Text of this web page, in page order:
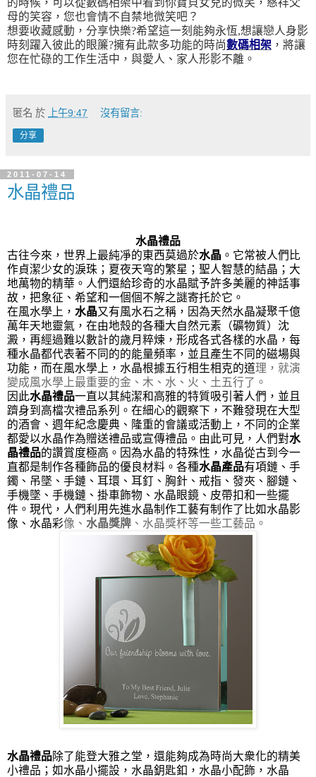
母的笑容，您也會情不自禁地微笑吧？
想要收藏感動，分享快樂?希望這一刻能夠永恆,想讓戀人身影
時刻躍入彼此的眼簾?擁有此款多功能的時尚數碼相架 ，將讓
您在忙碌的工作生活中，與愛人、家人形影不離。
匿名 於 上午9:47 沒有留言:
分享
2011-07-14
水晶禮品
水晶禮品
古往今來，世界上最純凈的東西莫過於水晶 。它常被人們比
作貞潔少女的淚珠；夏夜天穹的繁星；聖人智慧的結晶；大
地萬物的精華。人們還給珍奇的水晶賦予許多美麗的神話事
故，把象征、希望和一個個不解之謎寄托於它。
在風水學上， 水晶又有風水石之稱，因為天然水晶凝聚千億
萬年天地靈氣，在由地殼的各種大自然元素（礦物質）沈
澱，再經過難以數計的歲月粹煉，形成各式各樣的水晶，每
種水晶都代表著不同的的能量頻率，並且產生不同的磁場與
功能，而在風水學上，水晶根據五行相生相克的道理，就演
變成風水學上最重要的金、木、水、火、土五行了。
因此水晶禮品一直以其純潔和高雅的特質吸引著人們，並且
躋身到高檔次禮品系列。在細心的觀察下，不難發現在大型
的酒會、週年紀念慶典、隆重的會議或活動上，不同的企業
都愛以水晶作為贈送禮品或宣傳禮品。由此可見，人們對水
晶禮品的讚賞度極高。因為水晶的特殊性，水晶從古到今一
直都是制作各種飾品的優良材料。各種水晶產品有項鏈、手
鐲、吊墜、手鏈、耳環、耳釘、胸針、戒指、發夾、腳鏈、
手機墜、手機鏈、掛車飾物、水晶眼鏡、皮帶扣和一些擺
件。現代，人們利用先進水晶制作工藝有制作了比如水晶影
像、水晶彩像、 水晶獎牌 、水晶獎杯等一些工藝品。
水晶禮品除了能登大雅之堂，還能夠成為時尚大衆化的精美
小禮品；如水晶小擺設，水晶鈅匙釦，水晶小配飾，水晶